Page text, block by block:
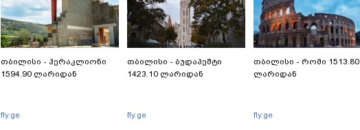
თბილისი - ჰერაკლიონი
1594.90 ლარიდან
fly.ge
თბილისი - ბუდაპეშტი
1423.10 ლარიდან
fly.ge
თბილისი - რომი 1513.80
ლარიდან
fly.ge